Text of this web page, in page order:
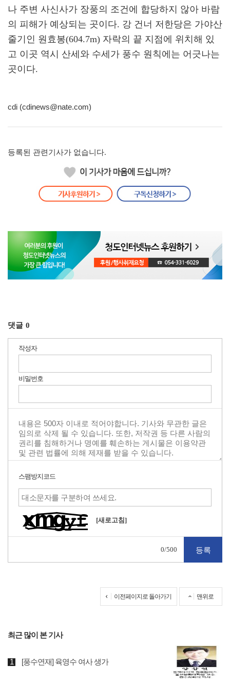
나 주변 사신사가 장풍의 조건에 합당하지 않아 바람
의 피해가 예상되는 곳이다. 강 건너 저한당은 가야산
줄기인 원효봉(604.7m) 자락의 끝 지점에 위치해 있
고 이곳 역시 산세와 수세가 풍수 원칙에는 어긋나는
곳이다.
cdi (cdinews@nate.com)
등록된 관련기사가 없습니다.
댓글 0
작성자
비밀번호
스팸방지코드
[새로고침]
0/500
이전페이지로 돌아가기 맨위로
최근 많이 본 기사
[풍수연재] 육영수 여사 생가